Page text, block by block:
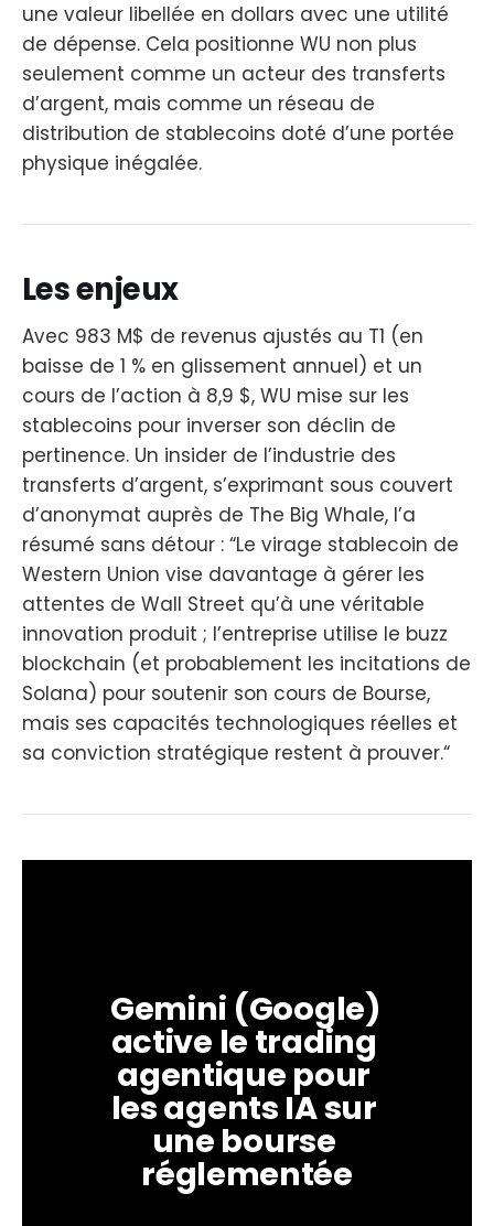
une valeur libellée en dollars avec une utilité
de dépense. Cela positionne WU non plus
seulement comme un acteur des transferts
d’argent, mais comme un réseau de
distribution de stablecoins doté d’une portée
physique inégalée.
Les enjeux
Avec 983 M$ de revenus ajustés au T1 (en
baisse de 1 % en glissement annuel) et un
cours de l’action à 8,9 $, WU mise sur les
stablecoins pour inverser son déclin de
pertinence. Un insider de l’industrie des
transferts d’argent, s’exprimant sous couvert
d’anonymat auprès de The Big Whale, l’a
résumé sans détour : “Le virage stablecoin de
Western Union vise davantage à gérer les
attentes de Wall Street qu’à une véritable
innovation produit ; l’entreprise utilise le buzz
blockchain (et probablement les incitations de
Solana) pour soutenir son cours de Bourse,
mais ses capacités technologiques réelles et
sa conviction stratégique restent à prouver.“
Gemini (Google)
active le trading
agentique pour
les agents IA sur
une bourse
réglementée